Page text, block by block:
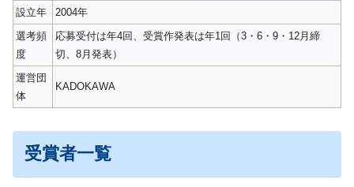
設立年
2004年
選考頻
度
応募受付は年4回、受賞作発表は年1回（3・6・9・12月締
切、8月発表）
運営団
体
KADOKAWA
受賞者一覧